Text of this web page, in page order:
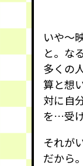
いや〜
と。な
多くの
算と想
対に自
を…受
それ
だから。